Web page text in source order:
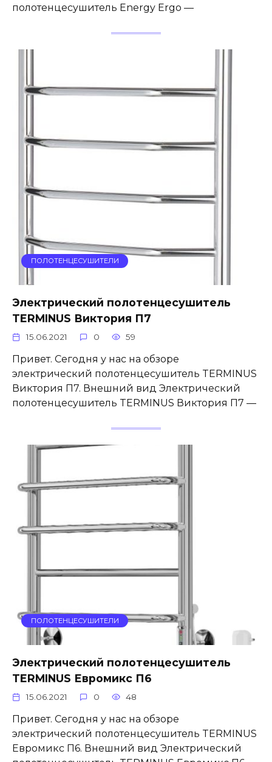
полотенцесушитель Energy Ergo —
ПОЛОТЕНЦЕСУШИТЕЛИ
Электрический полотенцесушитель
TERMINUS Виктория П7
15.06.2021 0 59
Привет. Сегодня у нас на обзоре
электрический полотенцесушитель TERMINUS
Виктория П7. Внешний вид Электрический
полотенцесушитель TERMINUS Виктория П7 —
ПОЛОТЕНЦЕСУШИТЕЛИ
Электрический полотенцесушитель
TERMINUS Евромикс П6
15.06.2021 0 48
Привет. Сегодня у нас на обзоре
электрический полотенцесушитель TERMINUS
Евромикс П6. Внешний вид Электрический